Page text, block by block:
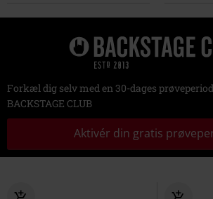
Forkæl dig selv med en 30-dages
BACKSTAGE CLUB
Aktivér din gratis